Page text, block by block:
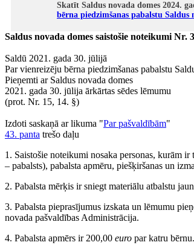
Skatīt Saldus novada domes 2024.
bērna piedzimšanas pabalstu Saldus
Saldus novada domes saistošie noteikumi Nr.
Saldū 2021. gada 30. jūlijā
Par vienreizēju bērna piedzimšanas pabalstu
Pieņemti ar Saldus novada domes
2021. gada 30. jūlija ārkārtas sēdes lēmumu
(prot. Nr. 15, 14. §)
Izdoti saskaņā ar likuma "Par pašvaldībām"
43. panta trešo daļu
1. Saistošie noteikumi nosaka personas, kurām
– pabalsts), pabalsta apmēru, piešķiršanas un
2. Pabalsta mērķis ir sniegt materiālu atbalstu
3. Pabalsta pieprasījumus izskata un lēmumu
novada pašvaldības Administrācija.
4. Pabalsta apmērs ir 200,00 euro par katru bērnu.